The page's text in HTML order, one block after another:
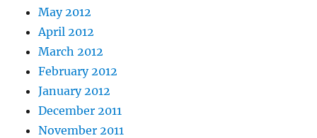
May 2012
April 2012
March 2012
February 2012
January 2012
December 2011
November 2011